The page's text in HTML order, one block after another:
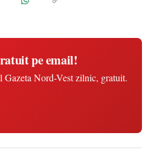
pe email!
Gazeta Nord-Vest zilnic, gratuit.